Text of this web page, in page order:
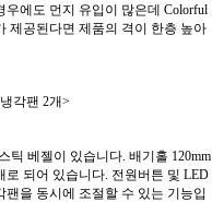
에도 먼지 유입이 많은데 Colorful
제공된다면 제품의 격이 한층 높아
각팬 2개>
틱 베젤이 있습니다. 배기홀 120mm
되어 있습니다. 전원버튼 및 LED
을 동시에 조절할 수 있는 기능입